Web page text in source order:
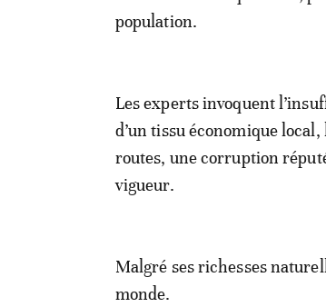
population.
Les experts invoquent
d’un tissu économique
routes, une corruption
vigueur.
Malgré ses richesses
monde.